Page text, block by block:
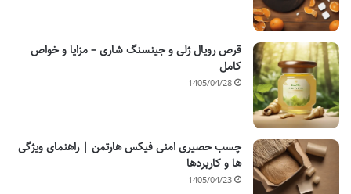
قرص رویال ژلی و جینسنگ شاری – مزایا و خواص
کامل
1405/04/28
چسب حصیری امنی فیکس هارتمن | راهنمای ویژگی
ها و کاربردها
1405/04/23